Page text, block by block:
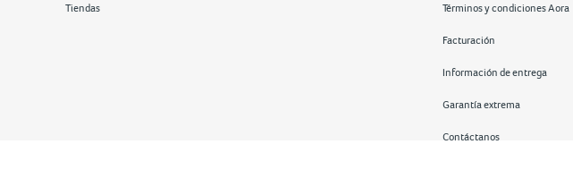
Tiendas Términos y condiciones Aora
Facturación
Información de entrega
Garantía extrema
Contáctanos